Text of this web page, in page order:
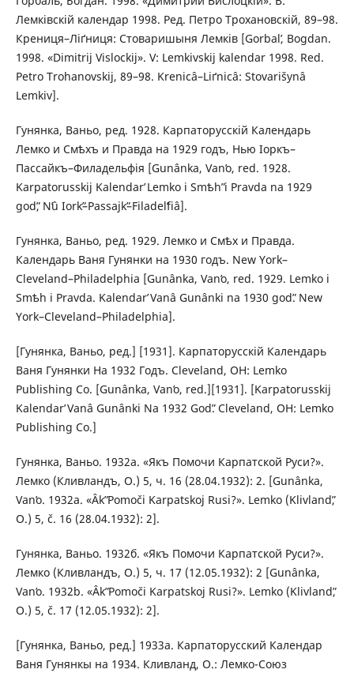
Лемківскій календар 1998. Ред. Петро Трохановскій, 89–98.
Крениця–Ліґниця: Стоваришыня Лемків [Gorbalʹ, Bogdan.
1998. «Dimitrij Vislockіj». V: Lemkіvskіj kalendar 1998. Red.
Petro Trohanovskіj, 89–98. Krenicâ–Lіґnicâ: Stovarišynâ
Lemkіv].
Гунянка, Ваньо, ред. 1928. Карпаторусскій Календарь
Лемко и Смѣхъ и Правда на 1929 годъ, Нью Іоркъ–
Пассайкъ–Филадельфія [Gunânka, Vanʹo, red. 1928.
Karpatorusskіj Kalendarʹ Lemko i Smѣhʺ i Pravda na 1929
godʺ, Nʹû Іorkʺ–Passajkʺ–Filadelʹfіâ].
Гунянка, Ваньо, ред. 1929. Лемко и Смѣх и Правда.
Календарь Ваня Гунянки на 1930 годъ. New York–
Cleveland–Philadelphia [Gunânka, Vanʹo, red. 1929. Lemko i
Smѣh i Pravda. Kalendarʹ Vanâ Gunânki na 1930 godʺ. New
York–Cleveland–Philadelphia].
[Гунянка, Ваньо, ред.] [1931]. Карпаторусскій Календарь
Ваня Гунянки На 1932 Годъ. Cleveland, OH: Lemko
Publishing Co. [Gunânka, Vanʹo, red.][1931]. [Karpatorusskіj
Kalendarʹ Vanâ Gunânki Na 1932 Godʺ. Cleveland, OH: Lemko
Publishing Co.]
Гунянка, Ваньо. 1932а. «Якъ Помочи Карпатской Руси?».
Лемко (Кливландъ, О.) 5, ч. 16 (28.04.1932): 2. [Gunânka,
Vanʹo. 1932a. «Âkʺ Pomoči Karpatskoj Rusi?». Lemko (Klivlandʺ,
O.) 5, č. 16 (28.04.1932): 2].
Гунянка, Ваньо. 1932б. «Якъ Помочи Карпатской Руси?».
Лемко (Кливландъ, О.) 5, ч. 17 (12.05.1932): 2 [Gunânka,
Vanʹo. 1932b. «Âkʺ Pomoči Karpatskoj Rusi?». Lemko (Klivlandʺ,
O.) 5, č. 17 (12.05.1932): 2].
[Гунянка, Ваньо, ред.] 1933а. Карпаторусский Календар
Ваня Гунянкы на 1934. Кливланд, О.: Лемко-Союз